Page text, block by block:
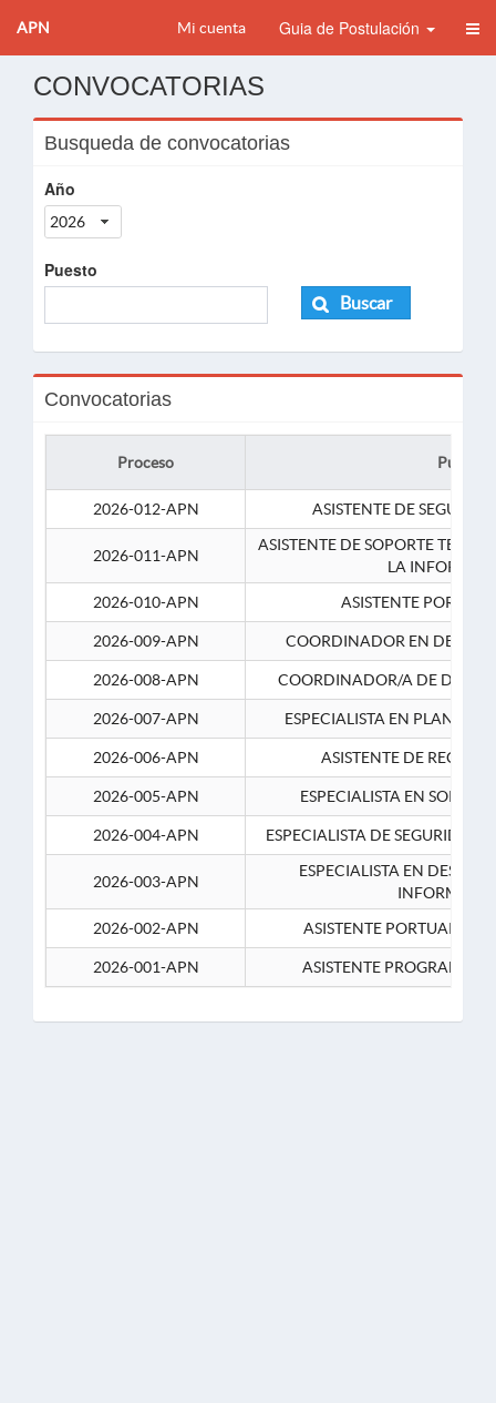
APN Mi cuenta Guia de Postulación
CONVOCATORIAS
Busqueda de convocatorias
Año
2026
Puesto
Buscar
Convocatorias
Proceso Puesto
2026-012-APN ASISTENTE DE
2026-011-APN
ASISTENTE DE SOPORTE
LA
2026-010-APN
ASISTENTE
2026-009-APN COORDINADOR EN
2026-008-APN COORDINADOR/A DE
2026-007-APN ESPECIALISTA EN
2026-006-APN ASISTENTE DE
2026-005-APN ESPECIALISTA EN
2026-004-APN ESPECIALISTA DE SEGURIDAD
2026-003-APN
ESPECIALISTA EN
2026-002-APN
ASISTENTE PORTUARIO 2-
2026-001-APN ASISTENTE